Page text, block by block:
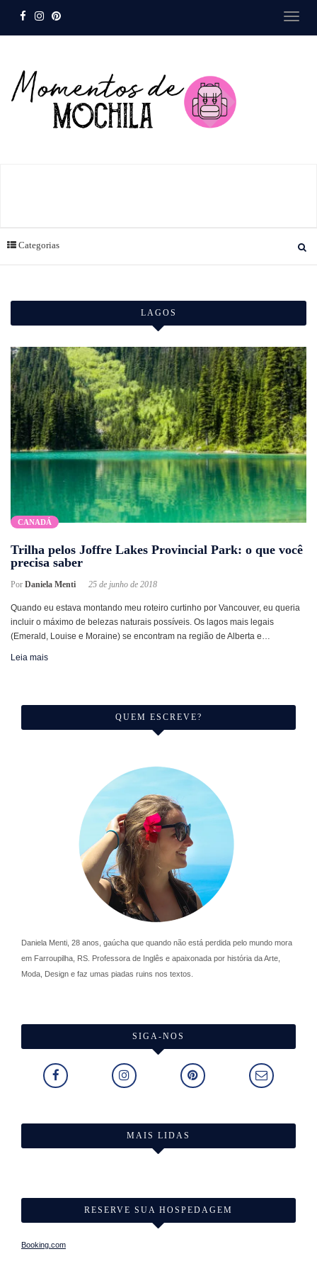
Categorias
LAGOS
CANADÁ
Trilha pelos Joffre Lakes Provincial Park: o que você
precisa saber
Por Daniela Menti 25 de junho de 2018
Quando eu estava montando meu roteiro curtinho por Vancouver, eu queria
incluir o máximo de belezas naturais possíveis. Os lagos mais legais
(Emerald, Louise e Moraine) se encontram na região de Alberta e…
Leia mais
QUEM ESCREVE?
Daniela Menti, 28 anos, gaúcha que quando não está perdida pelo mundo mora
em Farroupilha, RS. Professora de Inglês e apaixonada por história da Arte,
Moda, Design e faz umas piadas ruins nos textos.
SIGA-NOS
MAIS LIDAS
RESERVE SUA HOSPEDAGEM
Booking.com